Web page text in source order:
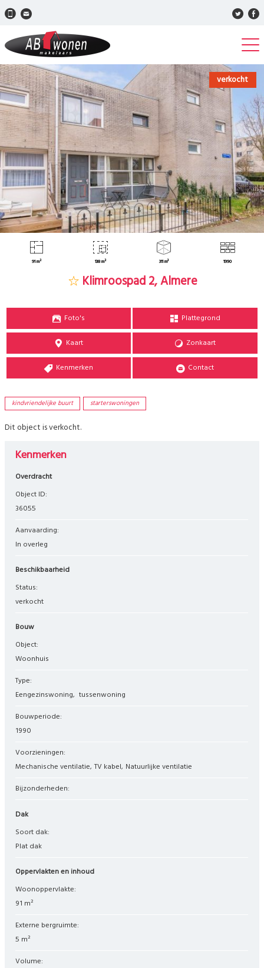
verkocht
91 m² 138 m² 311 m³ 1990
Klimroospad 2, Almere
Foto's Plattegrond
Kaart Zonkaart
Kenmerken Contact
kindvriendelijke buurt starterswoningen
Dit object is verkocht.
Kenmerken
Overdracht
Object ID:
36055
Aanvaarding:
In overleg
Beschikbaarheid
Status:
verkocht
Bouw
Object:
woonhuis
Type:
eengezinswoning tussenwoning
Bouwperiode:
1990
Voorzieningen:
Mechanische ventilatie TV kabel Natuurlijke ventilatie
Bijzonderheden:
Dak
Soort dak:
Plat dak
Oppervlakten en inhoud
Woonoppervlakte:
91 m²
Externe bergruimte:
5 m²
Volume: